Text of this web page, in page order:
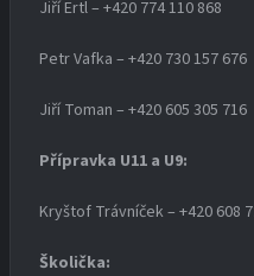
Jiří Ertl – +420 774 110 868
Petr Vafka – +420 730 157 676
Jiří Toman – +420 605 305 716
Přípravka U11 a U9:
Kryštof Trávníček – +420 608
Školička: